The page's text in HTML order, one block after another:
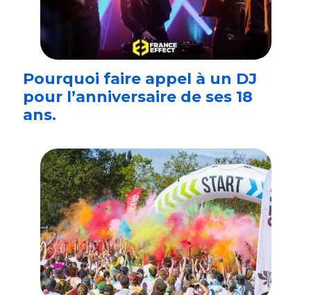
Pourquoi faire appel à un DJ
pour l’anniversaire de ses 18
ans.